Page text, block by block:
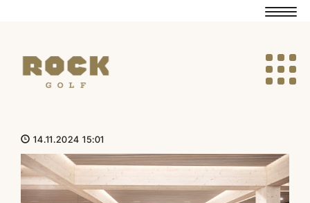
14.11.2024 15:01